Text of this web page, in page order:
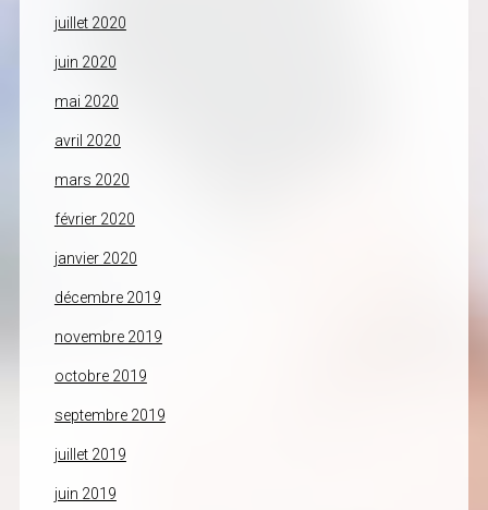
juillet 2020
juin 2020
mai 2020
avril 2020
mars 2020
février 2020
janvier 2020
décembre 2019
novembre 2019
octobre 2019
septembre 2019
juillet 2019
juin 2019